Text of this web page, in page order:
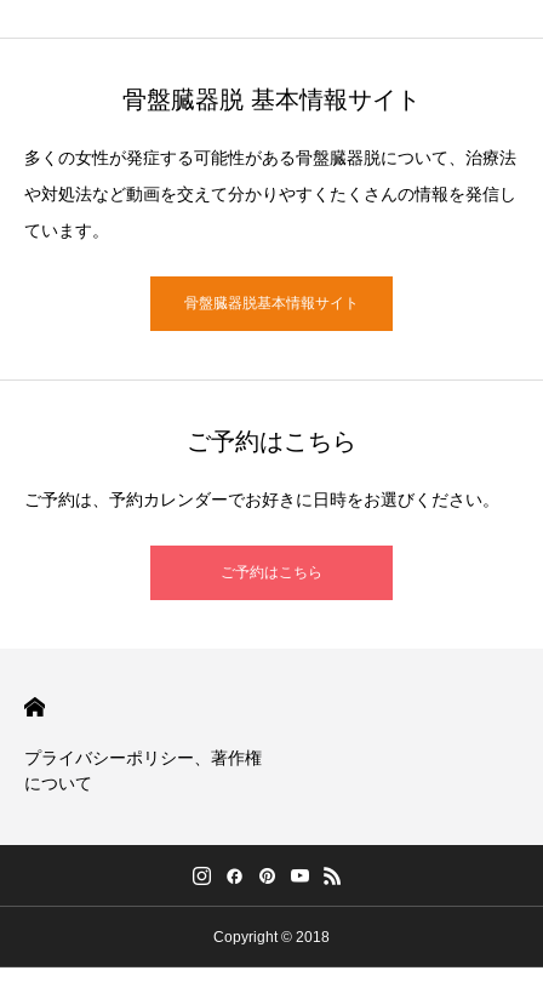
骨盤臓器脱 基本情報サイト
多くの女性が発症する可能性がある骨盤臓器脱について、治療法
や対処法など動画を交えて分かりやすくたくさんの情報を発信し
ています。
骨盤臓器脱基本情報サイト
ご予約はこちら
ご予約は、予約カレンダーでお好きに日時をお選びください。
ご予約はこちら
プライバシーポリシー、著作権
について
Copyright © 2018